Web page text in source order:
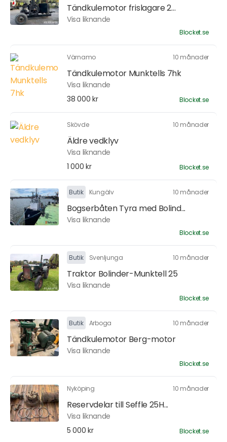
Tändkulemotor frislagare 2...
Visa liknande
Blocket.se
Värnamo 10 månader
Tändkulemotor Munktells 7hk
Visa liknande
38 000 kr
Blocket.se
Skövde 10 månader
Äldre vedklyv
Visa liknande
1 000 kr
Blocket.se
Butik Kungälv 10 månader
Bogserbåten Tyra med Bolind...
Visa liknande
Blocket.se
Butik Svenljunga 10 månader
Traktor Bolinder-Munktell 25
Visa liknande
Blocket.se
Butik Arboga 10 månader
Tändkulemotor Berg-motor
Visa liknande
Blocket.se
Nyköping 10 månader
Reservdelar till Seffle 25H...
Visa liknande
5 000 kr
Blocket.se